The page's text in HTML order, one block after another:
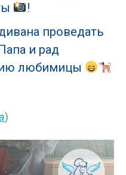
!
проведать
и рад
любимицы
)